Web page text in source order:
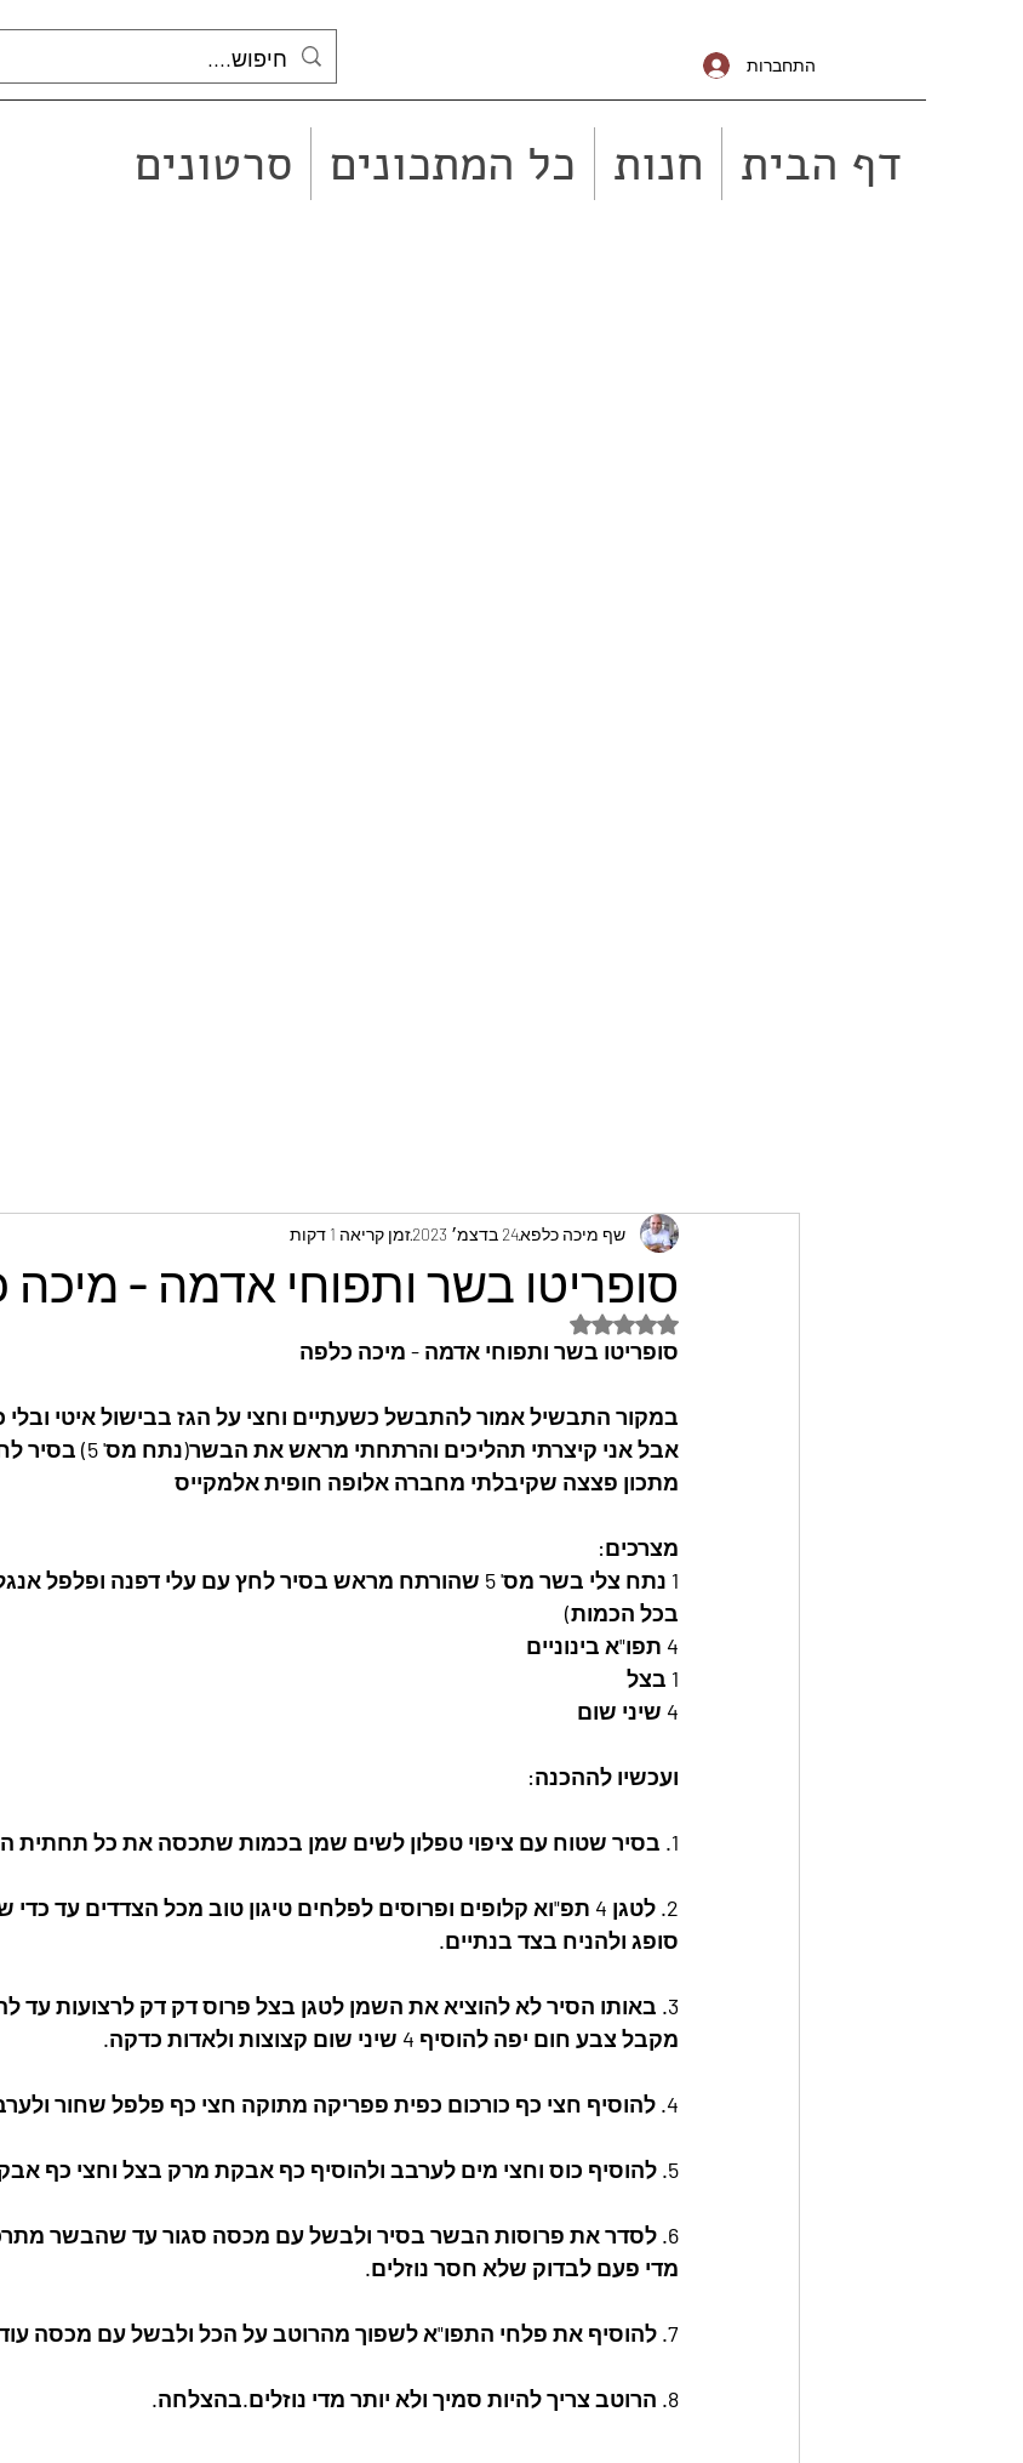
התחברות
דף הבית חנות כל המתכונים סרטונים
סופריטו בשר ותפוחי אדמה - מיכה
שף מיכה כלפא24 בדצמ׳ 2023 זמן קריאה 1 דקות
דירוג של NaN מתוך 5 כוכבים
סופריטו בשר ותפוחי אדמה - מיכה כלפה
במקור התבשיל אמור להתבשל כשעתיים וחצי על הגז בבישול איטי ובלי
אבל אני קיצרתי תהליכים והרתחתי מראש את הבשר(נתח מס' 5) בסיר לחץ
מתכון פצצה שקיבלתי מחברה אלופה חופית אלמקייס
מצרכים:
1 נתח צלי בשר מס' 5 שהורתח מראש בסיר לחץ עם עלי דפנה
בכל הכמות)
4 תפו"א בינוניים
1 בצל
4 שיני שום
ועכשיו לההכנה:
1. בסיר שטוח עם ציפוי טפלון לשים שמן בכמות שתכסה את כל תחתית הסיר בגובה כס"מ
2. לטגן 4 תפ"וא קלופים ופרוסים לפלחים טיגון טוב מכל הצדדים עד כדי
סופג ולהניח בצד בנתיים.
3. באותו הסיר לא להוציא את השמן לטגן בצל פרוס דק דק לרצועות עד
מקבל צבע חום יפה להוסיף 4 שיני שום קצוצות ולאדות כדקה.
4. להוסיף חצי כף כורכום כפית פפריקה מתוקה חצי כף פלפל שחור ולערבב לפתיחת טעמים.
5. להוסיף כוס וחצי מים לערבב ולהוסיף כף אבקת מרק בצל וחצי כף אבקת מרק עוף.
6. לסדר את פרוסות הבשר בסיר ולבשל עם מכסה סגור עד שהבשר מתרכך
מדי פעם לבדוק שלא חסר נוזלים.
7. להוסיף את פלחי התפו"א לשפוך מהרוטב על הכל ולבשל עם מכסה עוד כחצי שעה.
8. הרוטב צריך להיות סמיך ולא יותר מדי נוזלים.בהצלחה.